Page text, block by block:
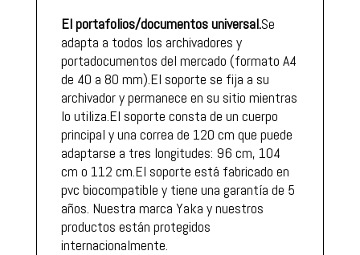
El portafolios/documentos universal.Se
adapta a todos los archivadores y
portadocumentos del mercado (formato A4
de 40 a 80 mm).El soporte se fija a su
archivador y permanece en su sitio mientras
lo utiliza.El soporte consta de un cuerpo
principal y una correa de 120 cm que puede
adaptarse a tres longitudes: 96 cm, 104
cm o 112 cm.El soporte está fabricado en
pvc biocompatible y tiene una garantía de 5
años. Nuestra marca Yaka y nuestros
productos están protegidos
internacionalmente.